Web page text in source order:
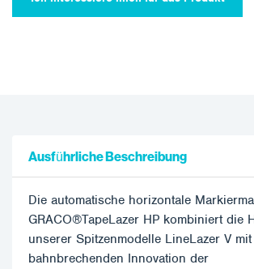
Ausführliche Beschreibung
Die automatische horizontale
GRACO®TapeLazer HP kombiniert die
unserer Spitzenmodelle LineLazer V
bahnbrechenden Innovation der